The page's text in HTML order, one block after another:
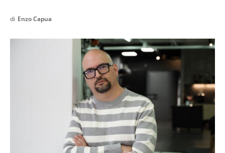
di Enzo Capua